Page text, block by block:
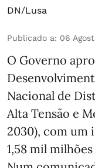
DN/Lusa
Publicado a: 06
O Governo
Nacional de
Alta Tensão e
2030), com um
1,58 mil